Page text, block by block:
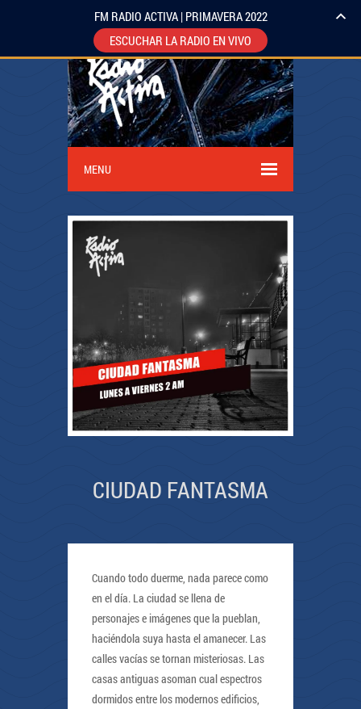
MENU
CIUDAD FANTASMA
Cuando todo duerme, nada parece como
en el día. La ciudad se llena de
personajes e imágenes que la pueblan,
haciéndola suya hasta el amanecer. Las
calles vacías se tornan misteriosas. Las
casas antiguas asoman cual espectros
dormidos entre los modernos edificios,
FM RADIO ACTIVA | PRIMAVERA 2022
ESCUCHAR LA RADIO EN VIVO